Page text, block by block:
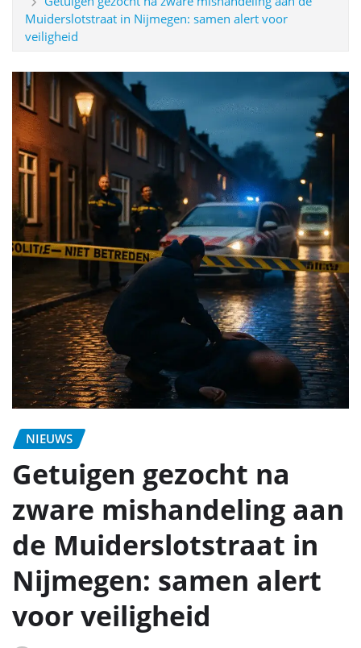
Muiderslotstraat in Nijmegen: samen alert voor
veiligheid
NIEUWS
Getuigen gezocht na
zware mishandeling aan
de Muiderslotstraat in
Nijmegen: samen alert
voor veiligheid